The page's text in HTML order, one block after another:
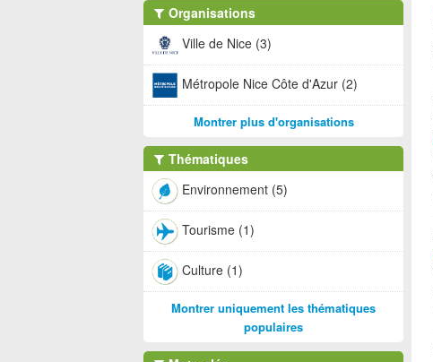
Organisations
Ville de Nice (3)
Métropole Nice Côte d'Azur (2)
Montrer plus d'organisations
Thématiques
Environnement (5)
Tourisme (1)
Culture (1)
Montrer uniquement les thématiques
populaires